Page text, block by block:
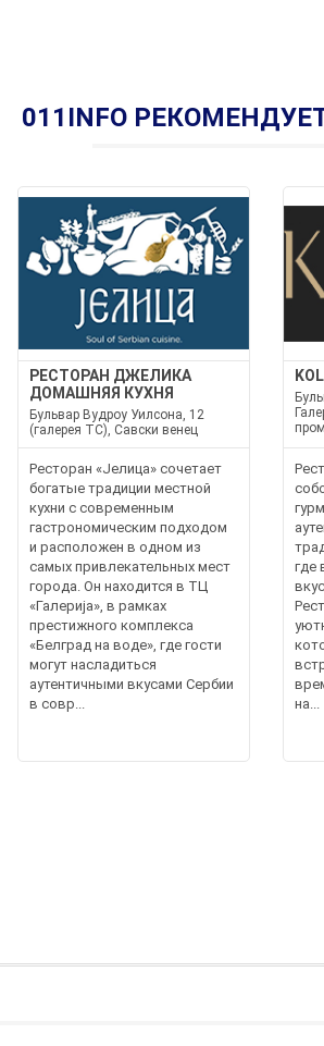
011INFO
РЕСТОРАН ДЖЕЛИКА
ДОМАШНЯЯ КУХНЯ
Бульвар Вудроу Уилсона, 12
(галерея TC), Савски венец
Ресторан «Јелица» сочетает
богатые традиции местной
кухни с современным
гастрономическим подходом
и расположен в одном из
самых привлекательных мест
города. Он находится в ТЦ
«Галерија», в рамках
престижного комплекса
«Белград на воде», где гости
могут насладиться
аутентичными вкусами Сербии
в совр...
где
на...